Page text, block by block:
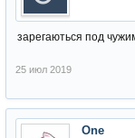
зарегаються под
25 июл 2019
One